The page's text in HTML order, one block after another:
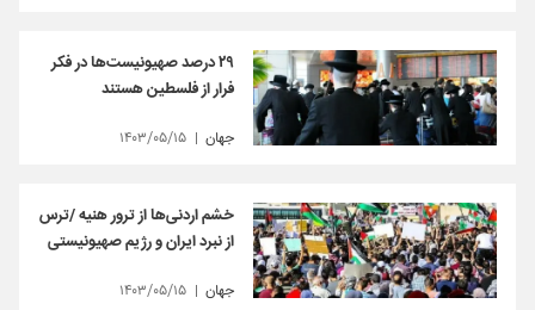
۲۹ درصد صهیونیست‌ها در فکر
فرار از فلسطین هستند
جهان ۱۴۰۳/۰۵/۱۵
خشم اردنی‌ها از ترور هنیه /ترس
از نبرد ایران و رژیم صهیونیستی
جهان ۱۴۰۳/۰۵/۱۵